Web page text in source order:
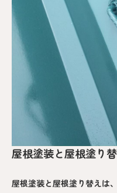
屋根塗装と屋根塗り
屋根塗装と屋根塗り替えは